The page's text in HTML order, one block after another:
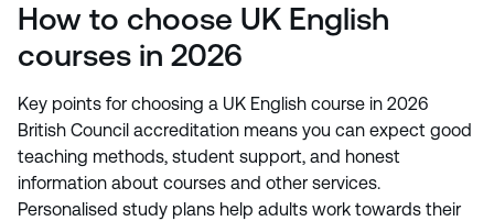
How to choose UK English
courses in 2026
Key points for choosing a UK English course in 2026
British Council accreditation means you can expect good
teaching methods, student support, and honest
information about courses and other services.
Personalised study plans help adults work towards their